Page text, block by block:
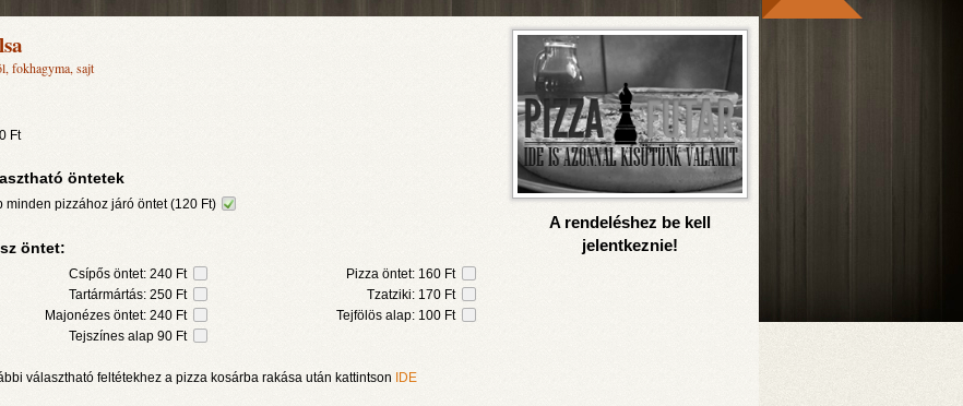
fokhagyma, sajt
Ft
öntetek
minden pizzához járó öntet (120 Ft)
öntet:
Csípős öntet: 240 Ft
Tartármártás: 250 Ft
Majonézes öntet: 240 Ft
Tejszínes alap 90 Ft
Pizza öntet: 160 Ft
Tzatziki: 170 Ft
Tejfölös alap: 100 Ft
választható feltétekhez a pizza kosárba rakása után kattintson IDE
A rendeléshez be kell
jelentkeznie!